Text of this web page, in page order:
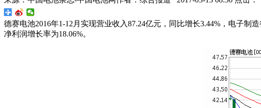
德赛电池2016年1-12月实现营业收入87.24亿元，同比增长3.44%，电子制
净利润增长率为18.06%。